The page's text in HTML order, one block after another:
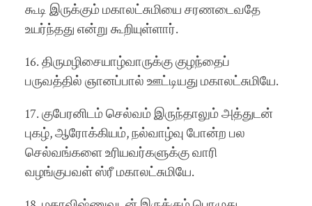
கூடி இருக்கும் மகாலட்சுமியை சரணடைவதே
உயர்ந்தது என்று கூறியுள்ளார்.
16. திருமழிசையாழ்வாருக்கு குழந்தைப்
பருவத்தில் ஞானப்பால் ஊட்டியது மகாலட்சுமியே.
17. குபேரனிடம் செல்வம் இருந்தாலும் அத்துடன்
புகழ், ஆரோக்கியம், நல்வாழ்வு போன்ற பல
செல்வங்களை உரியவர்களுக்கு வாரி
வழங்குபவள் ஸ்ரீ மகாலட்சுமியே.